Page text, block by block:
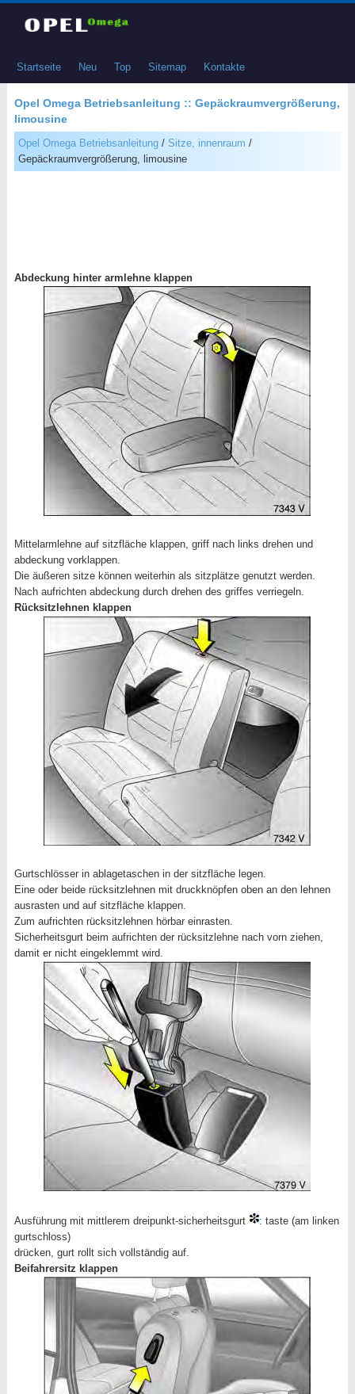
Startseite Neu Top Sitemap Kontakte
Opel Omega Betriebsanleitung :: Gepäckraumvergrößerung,
limousine
Opel Omega Betriebsanleitung/ Sitze, innenraum /
Gepäckraumvergrößerung, limousine
Abdeckung hinter armlehne klappen
Mittelarmlehne auf sitzfläche klappen, griff nach links drehen und
abdeckung vorklappen.
Die äußeren sitze können weiterhin als sitzplätze genutzt werden.
Nach aufrichten abdeckung durch drehen des griffes verriegeln.
Rücksitzlehnen klappen
Gurtschlösser in ablagetaschen in der sitzfläche legen.
Eine oder beide rücksitzlehnen mit druckknöpfen oben an den lehnen
ausrasten und auf sitzfläche klappen.
Zum aufrichten rücksitzlehnen hörbar einrasten.
Sicherheitsgurt beim aufrichten der rücksitzlehne nach vorn ziehen,
damit er nicht eingeklemmt wird.
Ausführung mit mittlerem dreipunkt-sicherheitsgurt
: taste (am linken
gurtschloss)
drücken, gurt rollt sich vollständig auf.
Beifahrersitz klappen